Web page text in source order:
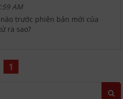
AM
trước phiên bản mới của
ra sao?
1